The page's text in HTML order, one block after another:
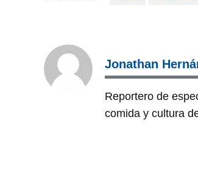
Jonathan
Reportero de
comida y cultura